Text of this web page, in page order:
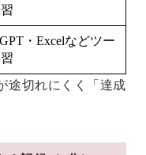
・Excelなどツー
途切れにくく「達成